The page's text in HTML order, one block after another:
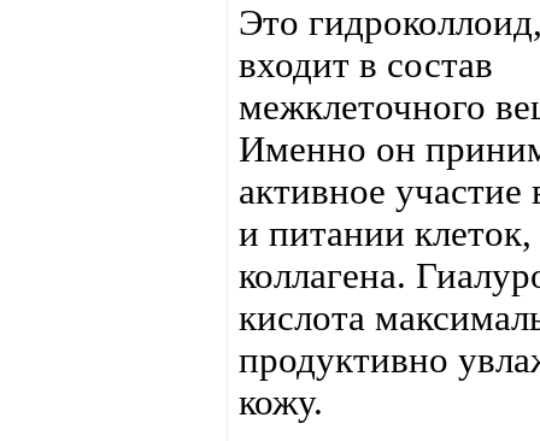
Это
входит в состав
межклеточного
Именно он
активное участие
и питании клеток,
коллагена.
кислота
продуктивно
кожу.